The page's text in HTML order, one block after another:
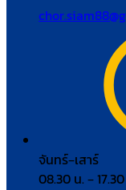
จันทร์–เสาร์
08.30 น. –